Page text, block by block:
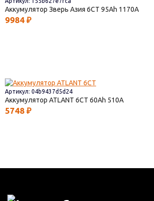
Аккумулятор Зверь Азия 6СТ 95 1170
9984 ₽
Артикул: 04b9437d5d24
Аккумулятор ATLANT 6СТ 60 510
5748 ₽